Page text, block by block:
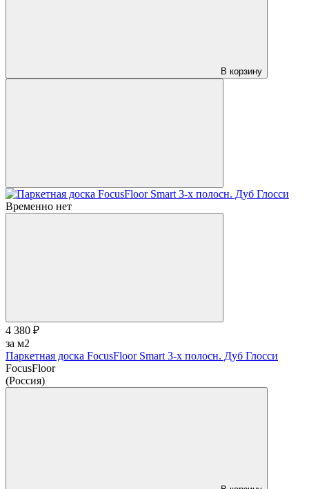
В корзину
Временно нет
4 380 ₽
за м2
Паркетная доска FocusFloor Smart 3-х полосн. Дуб Глосси
FocusFloor
(Россия)